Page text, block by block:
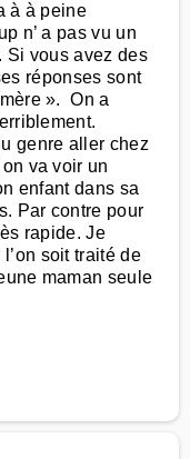
à à peine
n’ a pas vu un
Si vous avez des
réponses sont
». On a
genre aller chez
va voir un
enfant dans sa
Par contre pour
rapide. Je
soit traité de
maman seule